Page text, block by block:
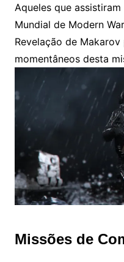
Aqueles que
Mundial de Modern
Revelação de
momentâneos desta
Missões de